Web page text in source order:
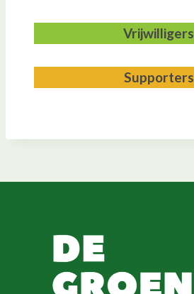
Vrijwilligers
Supporters